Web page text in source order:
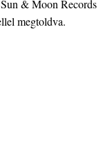
& Moon Records
megtoldva.